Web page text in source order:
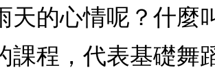
天的心情呢？什麼
課程，代表基礎舞